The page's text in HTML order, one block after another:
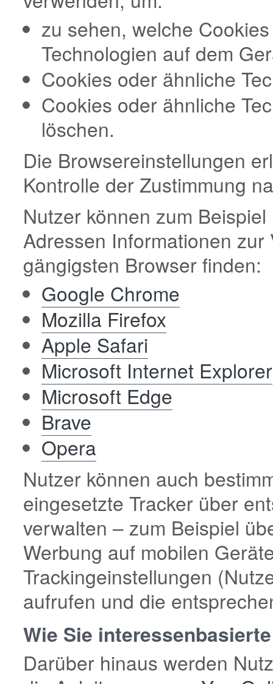
zu sehen, welche
Technologien auf dem
Cookies oder ähnliche
Cookies oder ähnliche
löschen.
Die Browsereinstellungen
Kontrolle der Zustimmung
Nutzer können zum
Adressen Informationen
gängigsten Browser finden:
Google Chrome
Mozilla Firefox
Apple Safari
Microsoft Internet Explorer
Microsoft Edge
Brave
Opera
Nutzer können auch
eingesetzte Tracker über
verwalten – zum Beispiel
Werbung auf mobilen
Trackingeinstellungen
aufrufen und die
Wie Sie
Darüber hinaus werden